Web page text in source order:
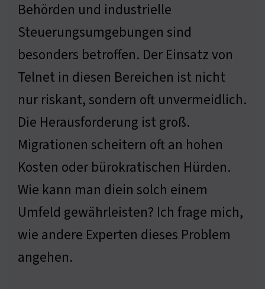
Behörden und industrielle
Steuerungsumgebungen sind
besonders betroffen. Der Einsatz von
Telnet in diesen Bereichen ist nicht
nur riskant, sondern oft unvermeidlich.
Die Herausforderung ist groß.
Migrationen scheitern oft an hohen
Kosten oder bürokratischen Hürden.
Wie kann man diein solch einem
Umfeld gewährleisten? Ich frage mich,
wie andere Experten dieses Problem
angehen.